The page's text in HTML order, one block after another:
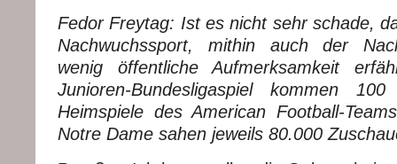
Fedor Freytag: Ist es nicht sehr schade,
Nachwuchssport, mithin auch der
wenig öffentliche Aufmerksamkeit
Junioren-Bundesligaspiel kommen
Heimspiele des American Football-
Notre Dame sahen jeweils 80.000